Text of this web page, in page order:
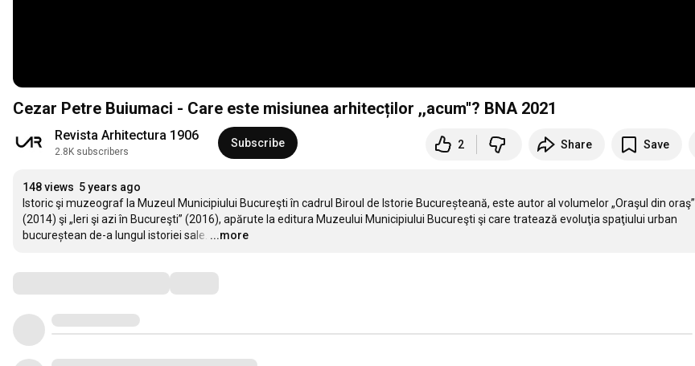
Cezar Petre Buiumaci - Care este misiunea arhitecților ,,acum''? BNA 2021
Revista Arhitectura 1906
2.8K subscribers
Subscribe 2 Share Save
148 views 5 years ago
Istoric şi muzeograf la Muzeul Municipiului Bucureşti în cadrul Biroul de Istorie Bucureșteană, este autor al volumelor „Oraşul din oraş”
(2014) şi „Ieri şi azi în Bucureşti” (2016), apărute la editura Muzeului Municipiului Bucureşti şi care tratează evoluţia spaţiului urban
bucureștean de-a lungul istoriei sale. …
...more